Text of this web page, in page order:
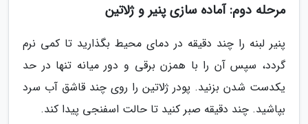
مرحله دوم: آماده سازی پنیر و ژلاتین
پنیر لبنه را چند دقیقه در دمای محیط بگذارید تا کمی نرم
گردد، سپس آن را با همزن برقی و دور میانه تنها در حد
یکدست شدن بزنید. پودر ژلاتین را روی چند قاشق آب سرد
بپاشید. چند دقیقه صبر کنید تا حالت اسفنجی پیدا کند.